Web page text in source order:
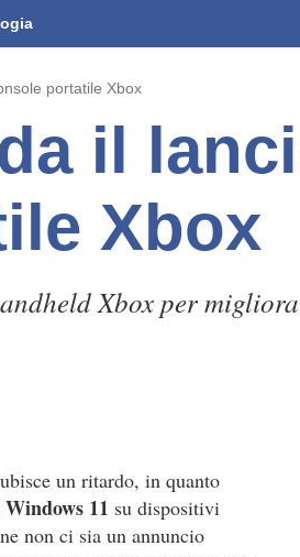
portatile Xbox
il
Xbox
Xbox per
un ritardo, in quanto
Windows 11 su dispositivi
non ci sia un annuncio